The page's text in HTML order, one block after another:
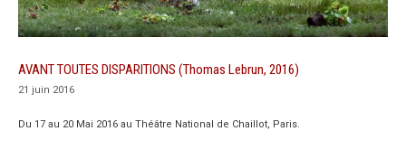
AVANT TOUTES DISPARITIONS (Thomas Lebrun, 2016)
21 juin 2016
Du 17 au 20 Mai 2016 au Théâtre National de Chaillot, Paris.